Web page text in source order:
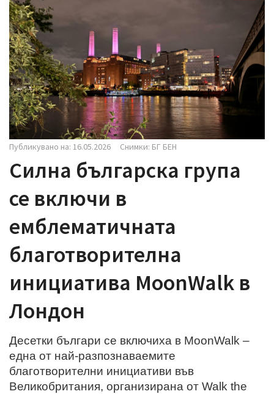
i
g
a
t
i
o
n
Публикувано на: 16.05.2026 Снимки: БГ БЕН
Силна българска група
се включи в
емблематичната
благотворителна
инициатива MoonWalk в
Лондон
Десетки българи се включиха в MoonWalk –
една от най-разпознаваемите
благотворителни инициативи във
Великобритания, организирана от Walk the